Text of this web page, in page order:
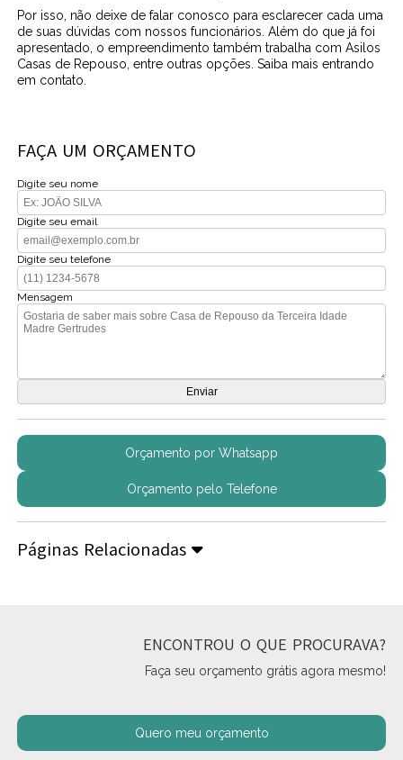
Por isso, não deixe de falar conosco para esclarecer cada uma
de suas dúvidas com nossos funcionários. Além do que já foi
apresentado, o empreendimento também trabalha com Asilos
Casas de Repouso, entre outras opções. Saiba mais entrando
em contato.
FAÇA UM ORÇAMENTO
Digite seu nome
Digite seu email
Digite seu telefone
Mensagem
Orçamento por Whatsapp
Orçamento pelo Telefone
Páginas Relacionadas
ENCONTROU O QUE PROCURAVA?
Faça seu orçamento grátis agora mesmo!
Quero meu orçamento